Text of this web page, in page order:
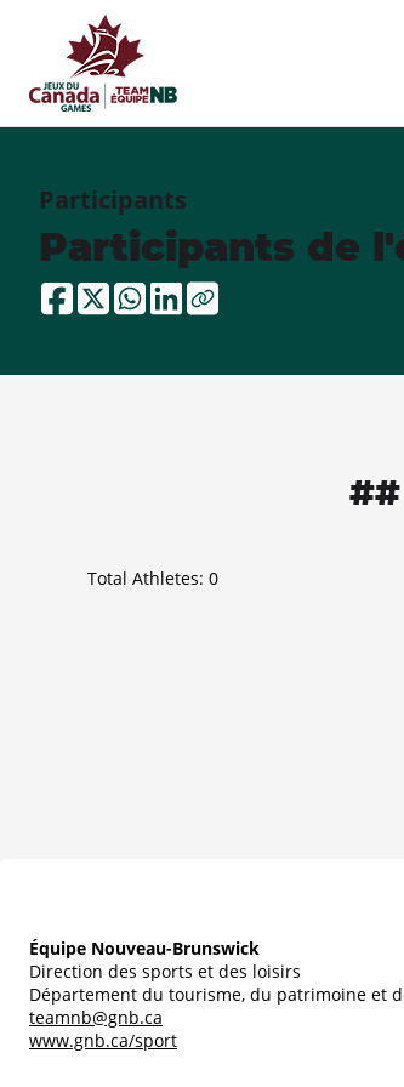
Participants
Participants de
##
Total Athletes: 0
Équipe Nouveau-Brunswick
Direction des sports et des loisirs
Département du tourisme, du patrimoine et
teamnb@gnb.ca
www.gnb.ca/sport